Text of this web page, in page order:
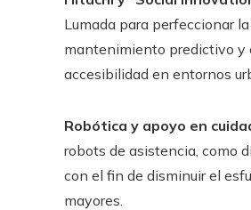
Lumada para perfeccionar
mantenimiento predictivo y
accesibilidad en entornos
Robótica y apoyo en
robots de asistencia, como
con el fin de disminuir el
mayores.